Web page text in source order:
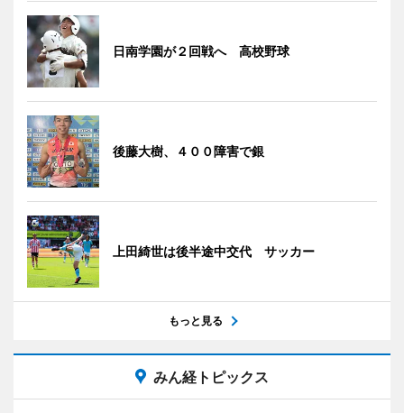
日南学園が２回戦へ 高校野球
後藤大樹、４００障害で銀
上田綺世は後半途中交代 サッカー
もっと見る
みん経トピックス